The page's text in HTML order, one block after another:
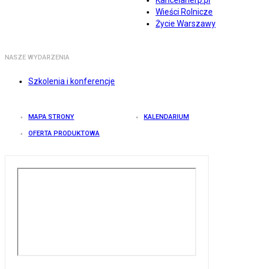
Wieści Rolnicze
Życie Warszawy
NASZE WYDARZENIA
Szkolenia i konferencje
MAPA STRONY KALENDARIUM
OFERTA PRODUKTOWA